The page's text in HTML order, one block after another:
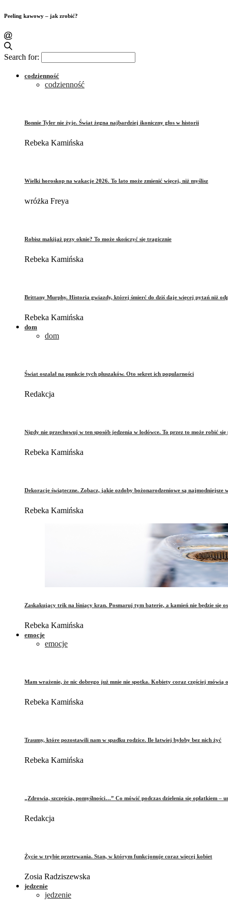
Peeling kawowy – jak zrobić?
Search for:
codzienność
codzienność
Bonnie Tyler nie żyje. Świat żegna najbardziej ikoniczny głos w historii
Rebeka Kamińska
Wielki horoskop na wakacje 2026. To lato może zmienić więcej, niż myślisz
wróżka Freya
Robisz makijaż przy oknie? To może skończyć się tragicznie
Rebeka Kamińska
Brittany Murphy. Historia gwiazdy, której śmierć do dziś daje więcej pytań niż
Rebeka Kamińska
dom
dom
Świat oszalał na punkcie tych pluszaków. Oto sekret ich popularności
Redakcja
Nigdy nie przechowuj w ten sposób jedzenia w lodówce. To przez to może robić się
Rebeka Kamińska
Dekoracje świąteczne. Zobacz, jakie ozdoby bożonarodzeniowe są najmodniejsze
Rebeka Kamińska
Zaskakujący trik na lśniący kran. Posmaruj tym baterię, a kamień nie będzie się
Rebeka Kamińska
emocje
emocje
Mam wrażenie, że nic dobrego już mnie nie spotka. Kobiety coraz częściej mówią
Rebeka Kamińska
Traumy, które pozostawili nam w spadku rodzice. Ile łatwiej byłoby bez nich żyć
Rebeka Kamińska
„Zdrowia, szczęścia, pomyślności…” Co mówić podczas dzielenia się opłatkiem –
Redakcja
Życie w trybie przetrwania. Stan, w którym funkcjonuje coraz więcej kobiet
Zosia Radziszewska
jedzenie
jedzenie